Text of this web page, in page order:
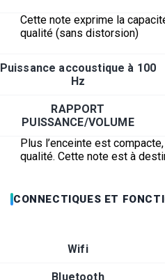
Cette note exprime la
qualité (sans distorsion)
Puissance accoustique à 100
Hz
RAPPORT
PUISSANCE/VOLUME
Plus l’enceinte est
qualité. Cette note est à
CONNECTIQUES ET
Wifi
Bluetooth